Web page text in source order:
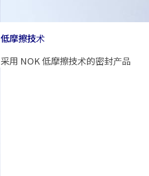
低摩擦技术
采用 NOK 低摩擦技术的密封产品